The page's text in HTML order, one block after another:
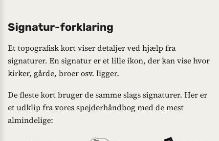
Signatur-forklaring
Et topografisk kort viser detaljer ved hjælp fra
signaturer. En signatur er et lille ikon, der kan vise hvor
kirker, gårde, broer osv. ligger.
De fleste kort bruger de samme slags signaturer. Her er
et udklip fra vores spejderhåndbog med de mest
almindelige: